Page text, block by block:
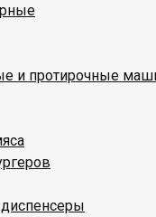
и протирочные